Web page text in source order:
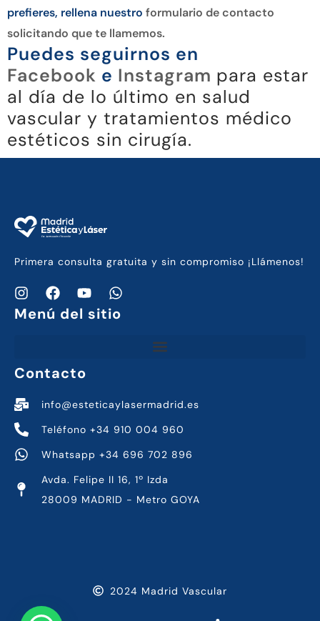
prefieres, rellena nuestro formulario de contacto
solicitando que te llamemos.
Puedes seguirnos en
Facebook e Instagram para estar
al día de lo último en salud
vascular y tratamientos médico
estéticos sin cirugía.
Primera consulta gratuita y sin compromiso ¡Llámenos!
Menú del sitio
Contacto
info@esteticaylasermadrid.es
Teléfono +34 910 004 960
Whatsapp +34 696 702 896
Avda. Felipe II 16, 1º Izda
28009 MADRID - Metro GOYA
2024 Madrid Vascular